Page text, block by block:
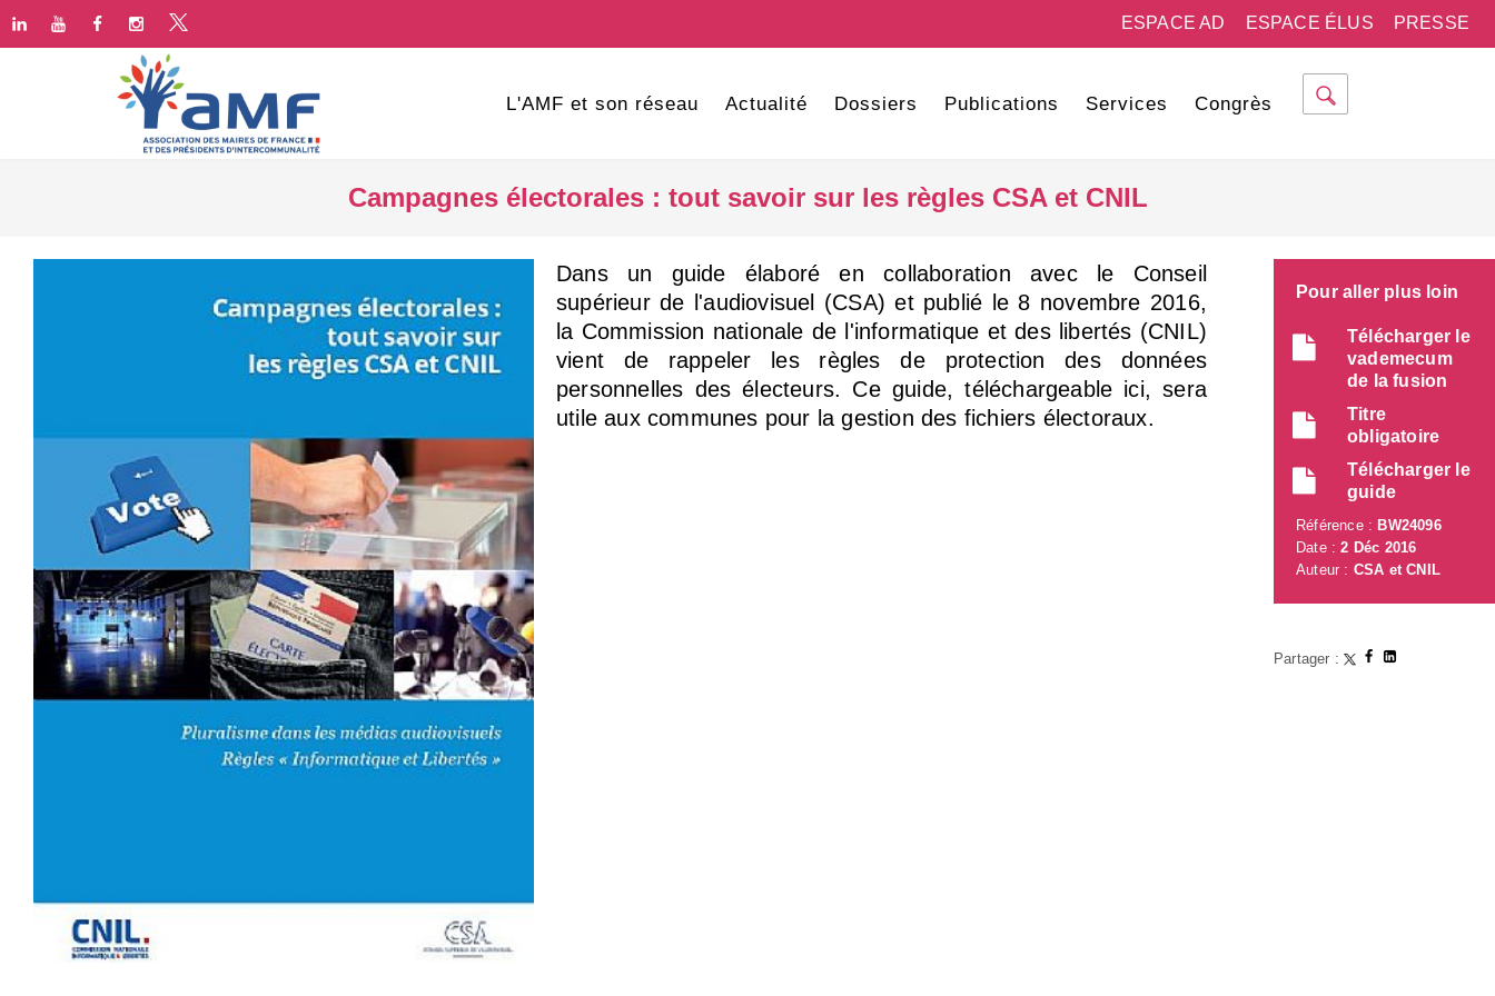
PRESSE
ESPACE ÉLUS
ESPACE AD
L'AMF et son réseau Actualité Dossiers Publications Services Congrès
Campagnes électorales : tout savoir sur les règles CSA et CNIL
Dans un guide élaboré en collaboration avec le Conseil
supérieur de l'audiovisuel (CSA) et publié le 8 novembre 2016,
la Commission nationale de l'informatique et des libertés (CNIL)
vient de rappeler les règles de protection des données
personnelles des électeurs. Ce guide, téléchargeable ici, sera
utile aux communes pour la gestion des fichiers électoraux.
Pour aller plus loin
Télécharger le
vademecum
de la fusion
Titre
obligatoire
Télécharger le
guide
Référence : BW24096
Date :2 Déc 2016
Auteur : CSA et CNIL
Partager :